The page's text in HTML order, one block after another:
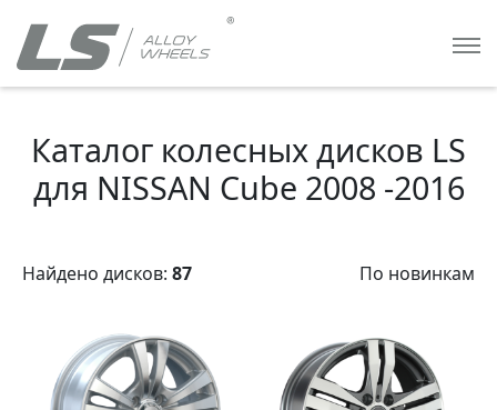
Каталог колесных дисков LS
для NISSAN Cube 2008 -2016
Найдено дисков: 87 По новинкам